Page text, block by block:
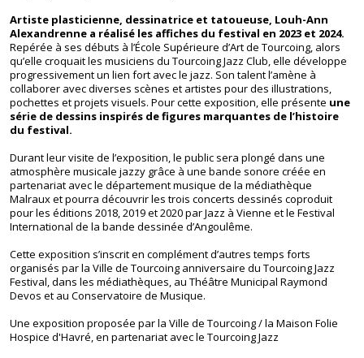
Artiste plasticienne, dessinatrice et tatoueuse, Louh-Ann
Alexandrenne a réalisé les affiches du festival en 2023 et 2024.
Repérée à ses débuts à l’École Supérieure d’Art de Tourcoing, alors
qu’elle croquait les musiciens du Tourcoing Jazz Club, elle développe
progressivement un lien fort avec le jazz. Son talent l’amène à
collaborer avec diverses scènes et artistes pour des illustrations,
pochettes et projets visuels. Pour cette exposition, elle présente une
série de dessins inspirés de figures marquantes de l’histoire
du festival.
Durant leur visite de l’exposition, le public sera plongé dans une
atmosphère musicale jazzy grâce à une bande sonore créée en
partenariat avec le département musique de la médiathèque
Malraux et pourra découvrir les trois concerts dessinés coproduit
pour les éditions 2018, 2019 et 2020 par Jazz à Vienne et le Festival
International de la bande dessinée d’Angoulême.
Cette exposition s’inscrit en complément d’autres temps forts
organisés par la Ville de Tourcoing anniversaire du Tourcoing Jazz
Festival, dans les médiathèques, au Théâtre Municipal Raymond
Devos et au Conservatoire de Musique.
Une exposition proposée par la Ville de Tourcoing / la Maison Folie
Hospice d'Havré, en partenariat avec le Tourcoing Jazz